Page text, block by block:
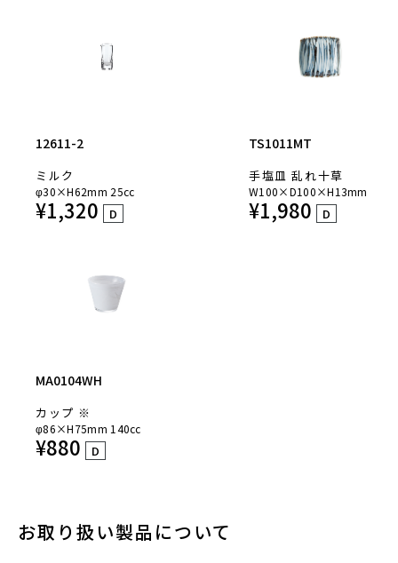
12611-2
ミルク
φ30×H62mm 25cc
¥1,320 D
TS1011MT
手塩皿 乱れ十草
W100×D100×H13mm
¥1,980 D
MA0104WH
カップ ※
φ86×H75mm 140cc
¥880 D
お取り扱い製品について